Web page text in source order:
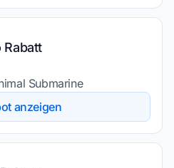
Rabatt
Submarine
anzeigen